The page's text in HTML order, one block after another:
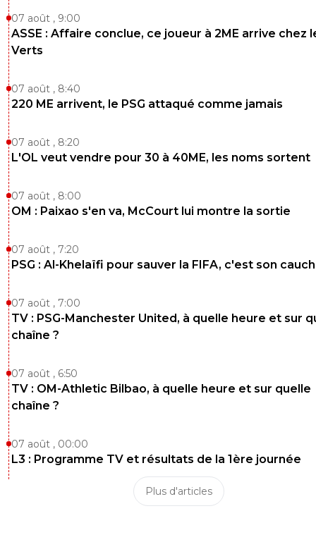
07 août , 9:00
ASSE : Affaire conclue, ce joueur à 2ME arrive chez
Verts
07 août , 8:40
220 ME arrivent, le PSG attaqué comme jamais
07 août , 8:20
L'OL veut vendre pour 30 à 40ME, les noms sortent
07 août , 8:00
OM : Paixao s'en va, McCourt lui montre la sortie
07 août , 7:20
PSG : Al-Khelaïfi pour sauver la FIFA, c'est son
07 août , 7:00
TV : PSG-Manchester United, à quelle heure et sur
chaîne ?
07 août , 6:50
TV : OM-Athletic Bilbao, à quelle heure et sur quelle
chaîne ?
07 août , 00:00
L3 : Programme TV et résultats de la 1ère journée
Plus d'articles